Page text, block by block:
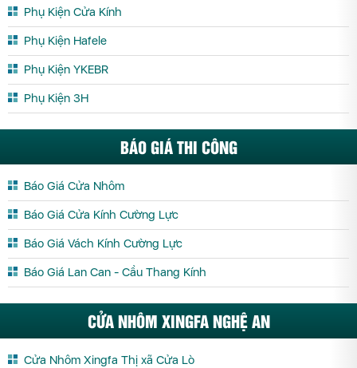
Phụ Kiện Cửa Kính
Phụ Kiện Hafele
Phụ Kiện YKEBR
Phụ Kiện 3H
BÁO GIÁ THI CÔNG
Báo Giá Cửa Nhôm
Báo Giá Cửa Kính Cường Lực
Báo Giá Vách Kính Cường Lực
Báo Giá Lan Can - Cầu Thang Kính
CỬA NHÔM XINGFA NGHỆ AN
Cửa Nhôm Xingfa Thị xã Cửa Lò